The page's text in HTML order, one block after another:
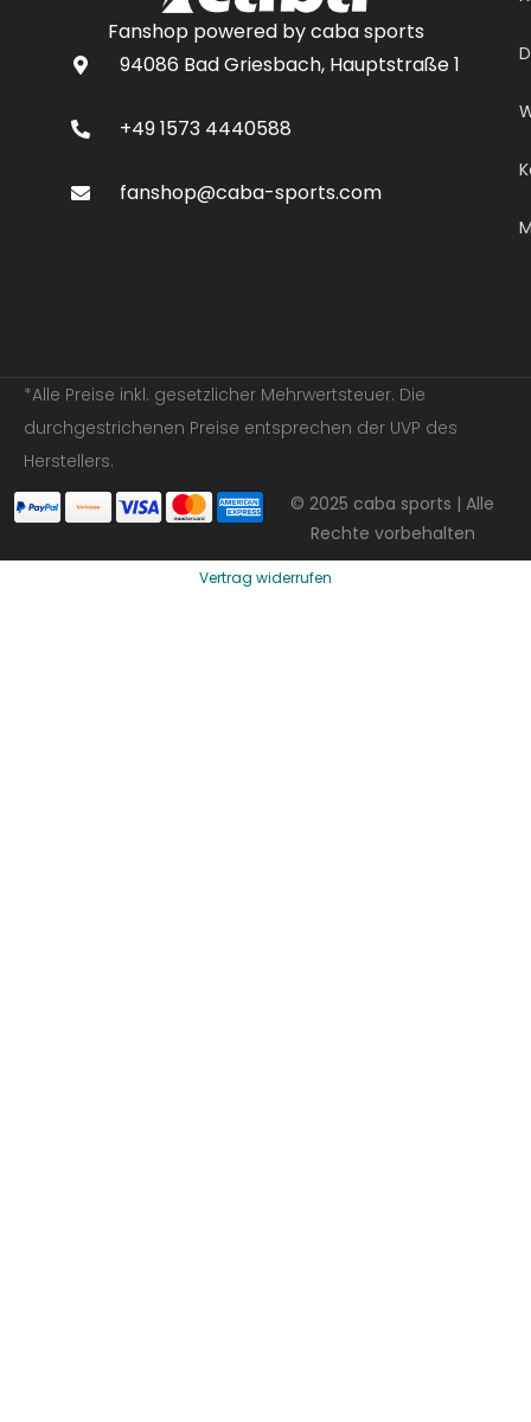
Fanshop powered by caba sports
94086 Bad Griesbach, Hauptstraße 1
+49 1573 4440588
fanshop@caba-sports.com
*Alle Preise inkl. gesetzlicher Mehrwertsteuer. Die
durchgestrichenen Preise entsprechen der UVP des
Herstellers.
© 2025 caba sports | Alle
Rechte vorbehalten
Vertrag widerrufen